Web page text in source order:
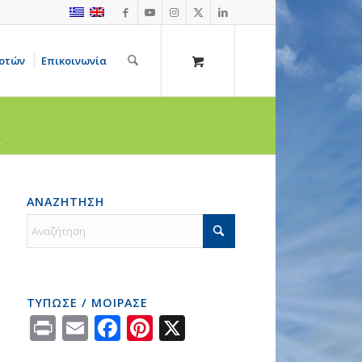
Επικοινωνία
ΑΝΑΖΗΤΗΣΗ
ΤΥΠΩΣΕ / ΜΟΙΡΑΣΕ
PrintEmailFacebook
Pinterest